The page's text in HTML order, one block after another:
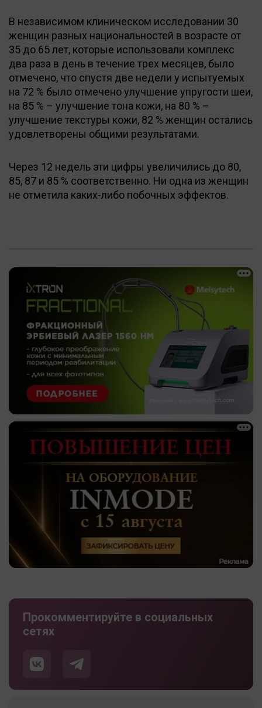
В независимом клиническом исследовании 30
женщин разных национальностей в возрасте от
35 до 65 лет, которые использовали комплекс
два раза в день в течение трех месяцев, было
отмечено, что спустя две недели у испытуемых
на 72 % было отмечено улучшение упругости шеи,
на 85 % – улучшение тона кожи, на 80 % –
улучшение текстуры кожи, 82 % женщин остались
удовлетворены общими результатами.
Через 12 недель эти цифры увеличились до 80,
85, 87 и 85 % соответственно. Ни одна из женщин
не отметила каких-либо побочных эффектов.
Прокомментируйте в социальных
сетях